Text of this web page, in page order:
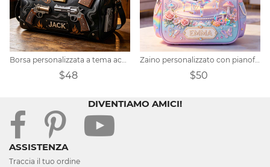
Borsa personalizzata a tema accendino vintage
$48
Zaino personalizzato con pianoforte in cristallo
$50
DIVENTIAMO AMICI!
ASSISTENZA
Traccia il tuo ordine